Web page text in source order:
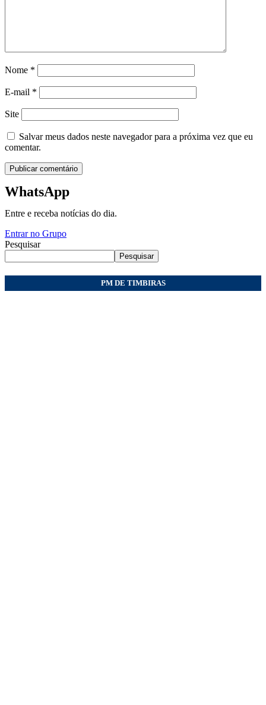
Nome *
E-mail *
Site
Salvar meus dados neste navegador para a próxima vez que eu
comentar.
WhatsApp
Entre e receba notícias do dia.
Entrar no Grupo
Pesquisar
Pesquisar
PM DE TIMBIRAS